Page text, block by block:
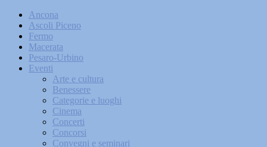
Ancona
Ascoli Piceno
Fermo
Macerata
Pesaro-Urbino
Eventi
Arte e cultura
Benessere
Categorie e luoghi
Cinema
Concerti
Concorsi
Convegni e seminari